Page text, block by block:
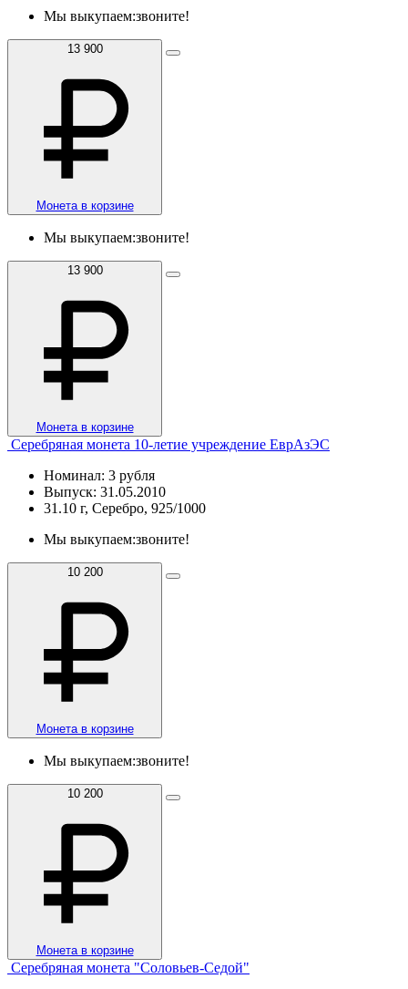
Мы выкупаем:звоните!
13 900
Монета в корзине
Мы выкупаем:звоните!
13 900
Монета в корзине
Серебряная монета 10-летие учреждение ЕврАзЭС
Номинал: 3 рубля
Выпуск: 31.05.2010
31.10 г, Серебро, 925/1000
Мы выкупаем:звоните!
10 200
Монета в корзине
Мы выкупаем:звоните!
10 200
Монета в корзине
Серебряная монета "Соловьев-Седой"